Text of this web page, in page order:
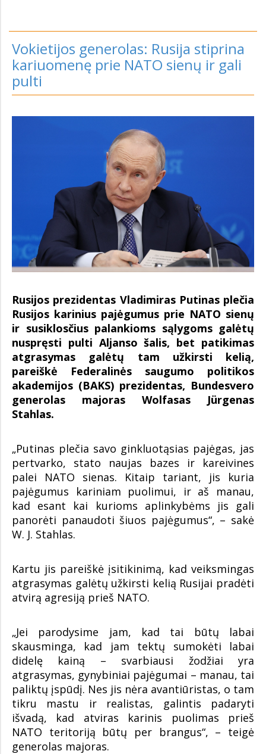
Vokietijos generolas: Rusija stiprina
kariuomenę prie NATO sienų ir gali
pulti
Rusijos prezidentas Vladimiras Putinas plečia
Rusijos karinius pajėgumus prie NATO sienų
ir susiklosčius palankioms sąlygoms galėtų
nuspręsti pulti Aljanso šalis, bet patikimas
atgrasymas galėtų tam užkirsti kelią,
pareiškė Federalinės saugumo politikos
akademijos (BAKS) prezidentas, Bundesvero
generolas majoras Wolfasas Jürgenas
Stahlas.
„Putinas plečia savo ginkluotąsias pajėgas, jas
pertvarko, stato naujas bazes ir kareivines
palei NATO sienas. Kitaip tariant, jis kuria
pajėgumus kariniam puolimui, ir aš manau,
kad esant kai kurioms aplinkybėms jis gali
panorėti panaudoti šiuos pajėgumus“, – sakė
W. J. Stahlas.
Kartu jis pareiškė įsitikinimą, kad veiksmingas
atgrasymas galėtų užkirsti kelią Rusijai pradėti
atvirą agresiją prieš NATO.
„Jei parodysime jam, kad tai būtų labai
skausminga, kad jam tektų sumokėti labai
didelę kainą – svarbiausi žodžiai yra
atgrasymas, gynybiniai pajėgumai – manau, tai
paliktų įspūdį. Nes jis nėra avantiūristas, o tam
tikru mastu ir realistas, galintis padaryti
išvadą, kad atviras karinis puolimas prieš
NATO teritoriją būtų per brangus“, – teigė
generolas majoras.